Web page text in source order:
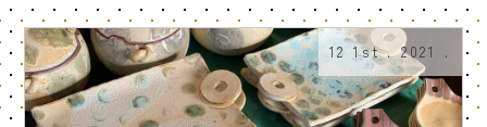
12 1st . 2021 .